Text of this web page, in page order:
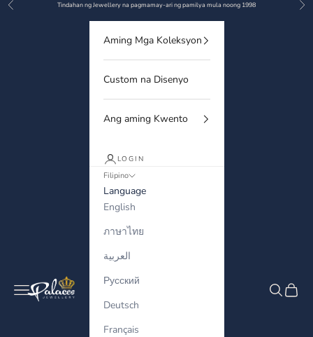
Skip to content
Previous Tindahan ng Jewellery na pagmamay-ari ng pamilya mula noong 1998
Palaces Jewellery
Navigation menu Search
Cart
Aming Mga Koleksyon
Custom na Disenyo
Ang aming Kwento
LOGIN
Filipino
Language
English
ภาษาไทย
العربية
Русский
Deutsch
Français